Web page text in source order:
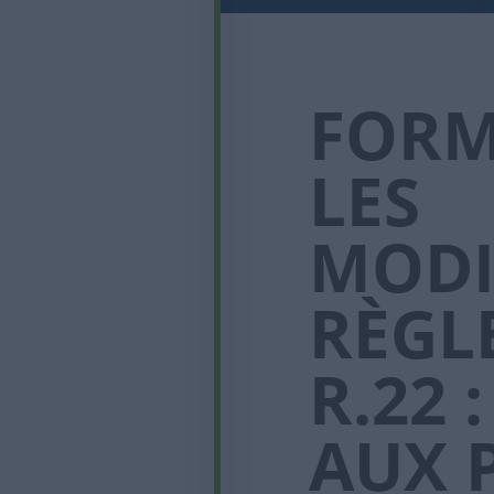
LES
R.22
AUX